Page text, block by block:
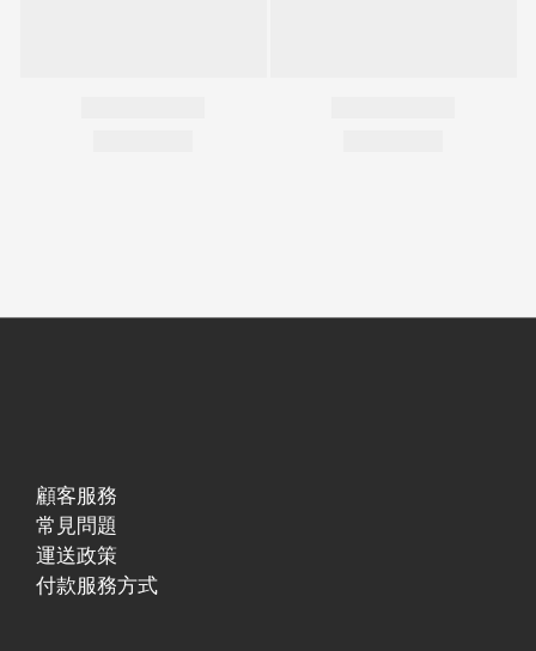
顧客服務
常見問題
運送政策
付款服務方式